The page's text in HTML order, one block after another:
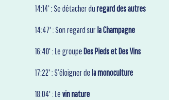
14:14' : Se détacher duregard des autres
14:47' : Son regard surla Champagne
16:40' : Le groupe Des Pieds et Des Vins
17:22' : S’éloigner de la monoculture
18:04' : Levin nature